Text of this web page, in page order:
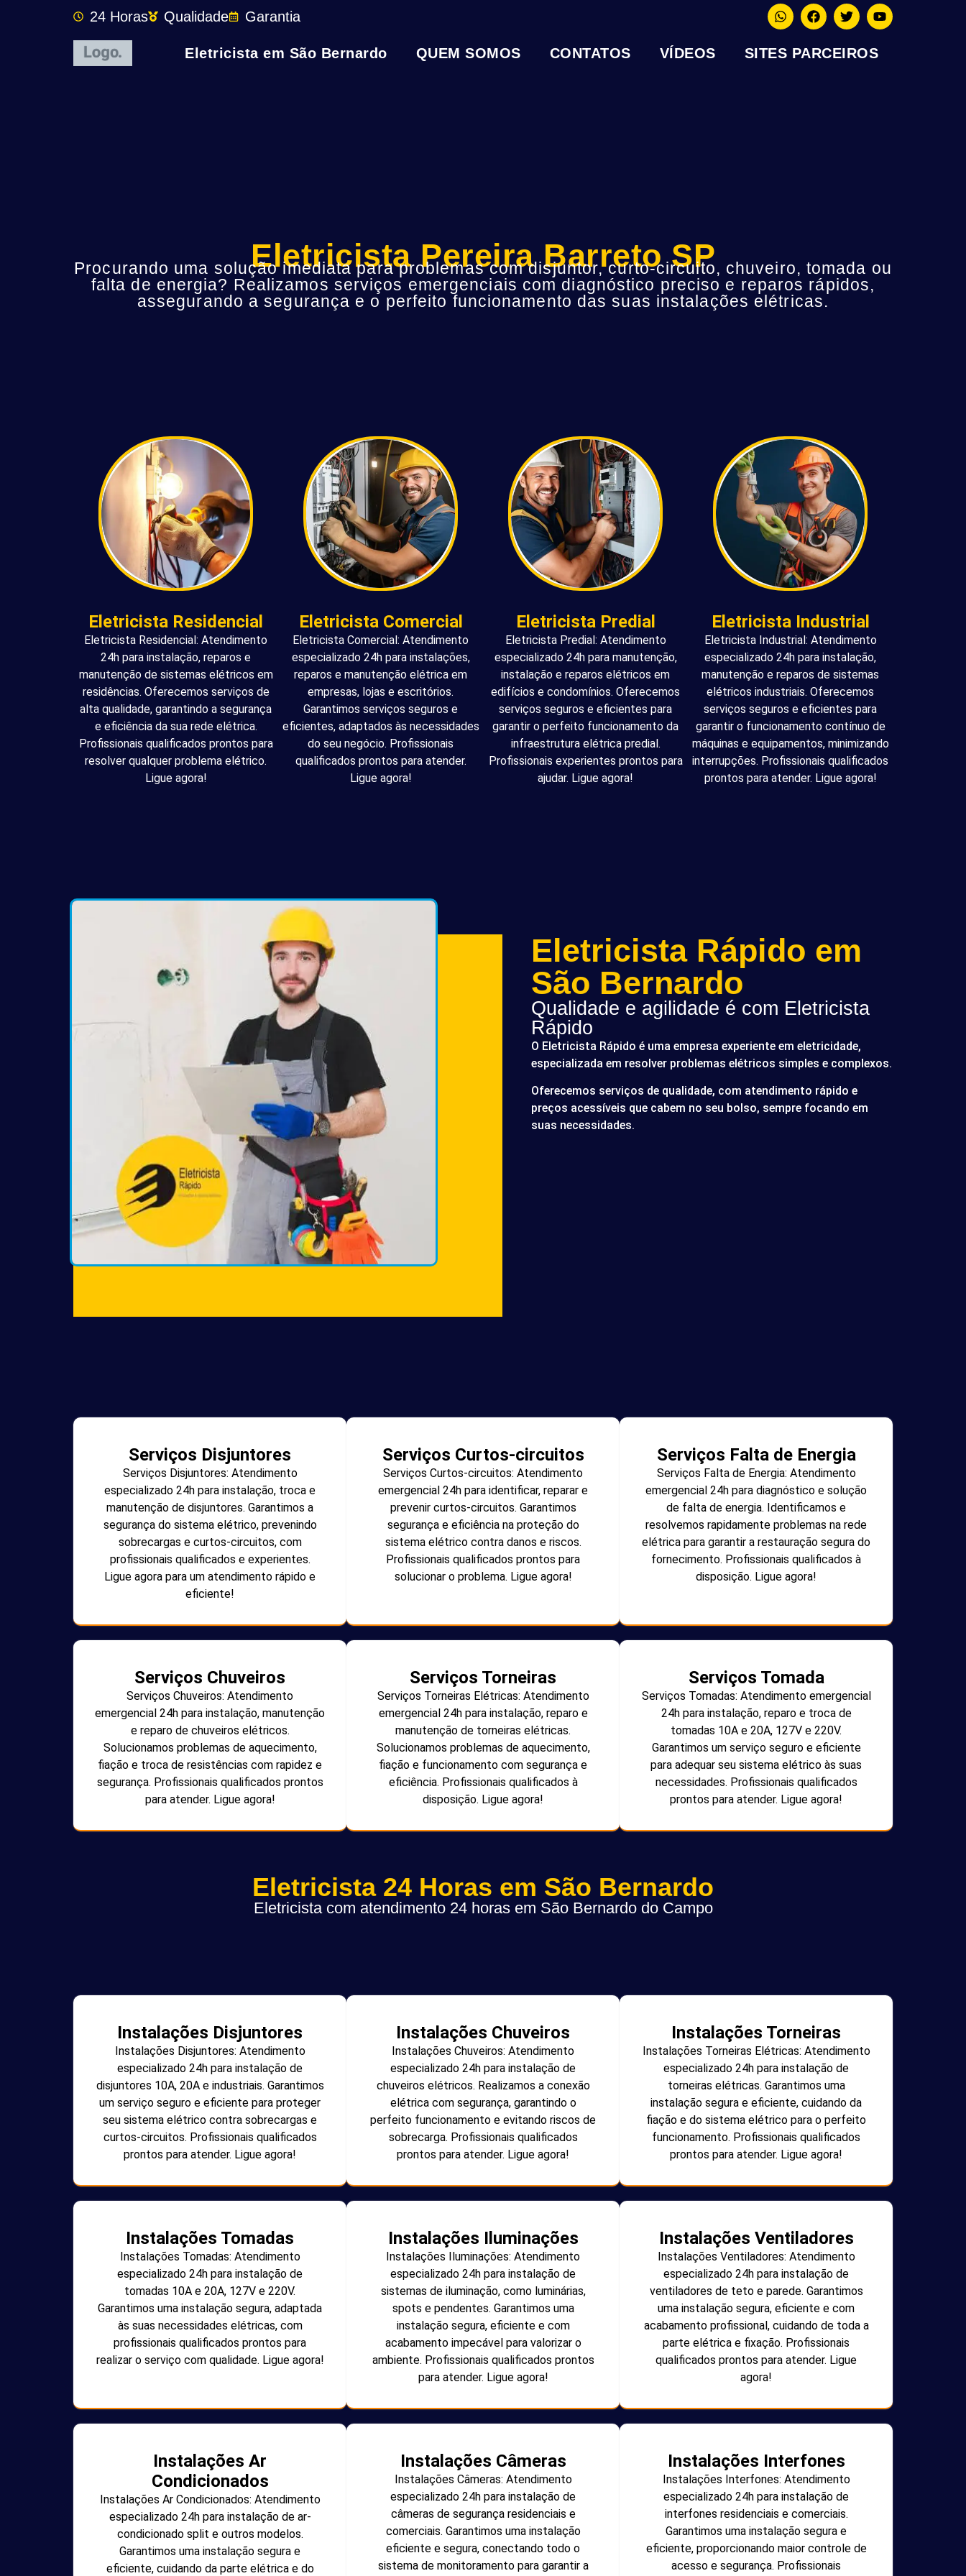
24 Horas Qualidade Garantia
Eletricista em São Bernardo QUEM SOMOS CONTATOS VÍDEOS SITES PARCEIROS
Eletricista Pereira Barreto SP
Procurando uma solução imediata para problemas com disjuntor, curto-circuito, chuveiro, tomada ou
falta de energia? Realizamos serviços emergenciais com diagnóstico preciso e reparos rápidos,
assegurando a segurança e o perfeito funcionamento das suas instalações elétricas.
Eletricista Residencial
Eletricista Residencial: Atendimento
24h para instalação, reparos e
manutenção de sistemas elétricos em
residências. Oferecemos serviços de
alta qualidade, garantindo a segurança
e eficiência da sua rede elétrica.
Profissionais qualificados prontos para
resolver qualquer problema elétrico.
Ligue agora!
Eletricista Comercial
Eletricista Comercial: Atendimento
especializado 24h para instalações,
reparos e manutenção elétrica em
empresas, lojas e escritórios.
Garantimos serviços seguros e
eficientes, adaptados às necessidades
do seu negócio. Profissionais
qualificados prontos para atender.
Ligue agora!
Eletricista Predial
Eletricista Predial: Atendimento
especializado 24h para manutenção,
instalação e reparos elétricos em
edifícios e condomínios. Oferecemos
serviços seguros e eficientes para
garantir o perfeito funcionamento da
infraestrutura elétrica predial.
Profissionais experientes prontos para
ajudar. Ligue agora!
Eletricista Industrial
Eletricista Industrial: Atendimento
especializado 24h para instalação,
manutenção e reparos de sistemas
elétricos industriais. Oferecemos
serviços seguros e eficientes para
garantir o funcionamento contínuo de
máquinas e equipamentos, minimizando
interrupções. Profissionais qualificados
prontos para atender. Ligue agora!
Eletricista Rápido em
São Bernardo
Qualidade e agilidade é com Eletricista
Rápido
O Eletricista Rápido é uma empresa experiente em eletricidade,
especializada em resolver problemas elétricos simples e complexos.
Oferecemos serviços de qualidade, com atendimento rápido e
preços acessíveis que cabem no seu bolso, sempre focando em
suas necessidades.
Serviços Disjuntores
Serviços Disjuntores: Atendimento
especializado 24h para instalação, troca e
manutenção de disjuntores. Garantimos a
segurança do sistema elétrico, prevenindo
sobrecargas e curtos-circuitos, com
profissionais qualificados e experientes.
Ligue agora para um atendimento rápido e
eficiente!
Serviços Curtos-circuitos
Serviços Curtos-circuitos: Atendimento
emergencial 24h para identificar, reparar e
prevenir curtos-circuitos. Garantimos
segurança e eficiência na proteção do
sistema elétrico contra danos e riscos.
Profissionais qualificados prontos para
solucionar o problema. Ligue agora!
Serviços Falta de Energia
Serviços Falta de Energia: Atendimento
emergencial 24h para diagnóstico e solução
de falta de energia. Identificamos e
resolvemos rapidamente problemas na rede
elétrica para garantir a restauração segura do
fornecimento. Profissionais qualificados à
disposição. Ligue agora!
Serviços Chuveiros
Serviços Chuveiros: Atendimento
emergencial 24h para instalação, manutenção
e reparo de chuveiros elétricos.
Solucionamos problemas de aquecimento,
fiação e troca de resistências com rapidez e
segurança. Profissionais qualificados prontos
para atender. Ligue agora!
Serviços Torneiras
Serviços Torneiras Elétricas: Atendimento
emergencial 24h para instalação, reparo e
manutenção de torneiras elétricas.
Solucionamos problemas de aquecimento,
fiação e funcionamento com segurança e
eficiência. Profissionais qualificados à
disposição. Ligue agora!
Serviços Tomada
Serviços Tomadas: Atendimento emergencial
24h para instalação, reparo e troca de
tomadas 10A e 20A, 127V e 220V.
Garantimos um serviço seguro e eficiente
para adequar seu sistema elétrico às suas
necessidades. Profissionais qualificados
prontos para atender. Ligue agora!
Eletricista 24 Horas em São Bernardo
Eletricista com atendimento 24 horas em São Bernardo do Campo
Instalações Disjuntores
Instalações Disjuntores: Atendimento
especializado 24h para instalação de
disjuntores 10A, 20A e industriais. Garantimos
um serviço seguro e eficiente para proteger
seu sistema elétrico contra sobrecargas e
curtos-circuitos. Profissionais qualificados
prontos para atender. Ligue agora!
Instalações Chuveiros
Instalações Chuveiros: Atendimento
especializado 24h para instalação de
chuveiros elétricos. Realizamos a conexão
elétrica com segurança, garantindo o
perfeito funcionamento e evitando riscos de
sobrecarga. Profissionais qualificados
prontos para atender. Ligue agora!
Instalações Torneiras
Instalações Torneiras Elétricas: Atendimento
especializado 24h para instalação de
torneiras elétricas. Garantimos uma
instalação segura e eficiente, cuidando da
fiação e do sistema elétrico para o perfeito
funcionamento. Profissionais qualificados
prontos para atender. Ligue agora!
Instalações Tomadas
Instalações Tomadas: Atendimento
especializado 24h para instalação de
tomadas 10A e 20A, 127V e 220V.
Garantimos uma instalação segura, adaptada
às suas necessidades elétricas, com
profissionais qualificados prontos para
realizar o serviço com qualidade. Ligue agora!
Instalações Iluminações
Instalações Iluminações: Atendimento
especializado 24h para instalação de
sistemas de iluminação, como luminárias,
spots e pendentes. Garantimos uma
instalação segura, eficiente e com
acabamento impecável para valorizar o
ambiente. Profissionais qualificados prontos
para atender. Ligue agora!
Instalações Ventiladores
Instalações Ventiladores: Atendimento
especializado 24h para instalação de
ventiladores de teto e parede. Garantimos
uma instalação segura, eficiente e com
acabamento profissional, cuidando de toda a
parte elétrica e fixação. Profissionais
qualificados prontos para atender. Ligue
agora!
Instalações Ar
Condicionados
Instalações Ar Condicionados: Atendimento
especializado 24h para instalação de ar-
condicionado split e outros modelos.
Garantimos uma instalação segura e
eficiente, cuidando da parte elétrica e do
Instalações Câmeras
Instalações Câmeras: Atendimento
especializado 24h para instalação de
câmeras de segurança residenciais e
comerciais. Garantimos uma instalação
eficiente e segura, conectando todo o
sistema de monitoramento para garantir a
Instalações Interfones
Instalações Interfones: Atendimento
especializado 24h para instalação de
interfones residenciais e comerciais.
Garantimos uma instalação segura e
eficiente, proporcionando maior controle de
acesso e segurança. Profissionais